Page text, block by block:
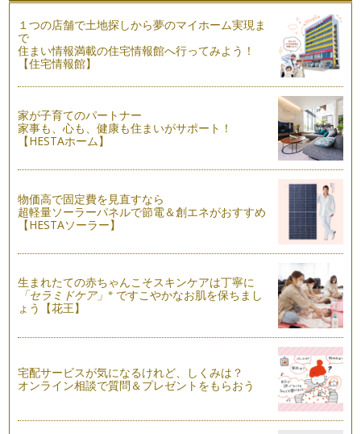
大切な時間を撮ろう！七五三撮影のポイント
いよいよ楽しみにしていた七五三。ママはいろんな準備があ
り、とっても忙しいです。 カ…
すぐに実践できる！とっておきの運動会撮影術
もうすぐ運動会！ おうちのカメラは持っているけれどいつも
上手に撮れなくて･･･、という方も…
HappyBirthday！記念日のベストショットを撮ろう！
お誕生日当日、飾りと子どもを一緒に撮りたいけど、「あれ
れ？子どもが小さく写ってしまう・・・…
オリジナル写真集「フォトブック」を短時間で作る方法
自分の撮った写真を1冊の本にすることが出来るサービスで
スマホを使って、家族で面白い写真に挑戦してみませんか？
上手に撮れると達成感もあ…
お天気が良く、スカッと晴れた気持ちのいい日は、家族で公園
１つの店舗で土地探しから夢のマイホーム実現ま
で
住まい情報満載の住宅情報館へ行ってみよう！
【住宅情報館】
家が子育てのパートナー
家事も、心も、健康も住まいがサポート！
【HESTAホーム】
物価高で固定費を見直すなら
超軽量ソーラーパネルで節電＆創エネがおすすめ
【HESTAソーラー】
生まれたての赤ちゃんこそスキンケアは丁寧に
「セラミドケア」※ ですこやかなお肌を保ちまし
ょう【花王】
宅配サービスが気になるけれど、しくみは？
オンライン相談で質問＆プレゼントをもらおう